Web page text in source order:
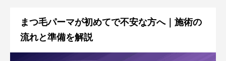
では、蒲田のアイブロウ・まつ毛専門サロン
まつ毛パーマが初めてで不安な方へ｜施術の
流れと準備を解説